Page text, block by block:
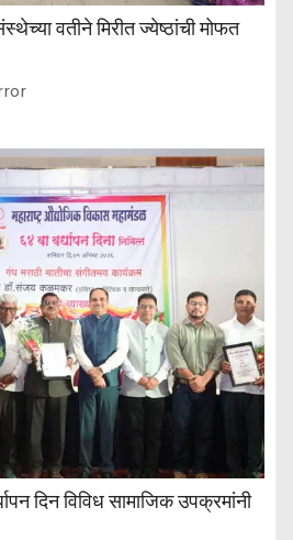
वतीने मिरीत ज्येष्ठांची मोफत
दिन विविध सामाजिक उपक्रमांनी